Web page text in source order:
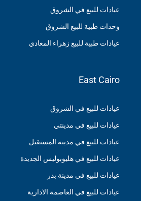
عيادات للبيع في الشروق
وحدات طبية للبيع الشروق
عيادات طبية للبيع زهراء المعادي
East Cairo
عيادات للبيع في الشروق
عيادات للبيع في مدينتي
عيادات للبيع في مدينة المستقبل
عيادات للبيع في هليوبوليس الجديدة
عيادات للبيع في مدينة بدر
عيادات للبيع في العاصمة الادارية